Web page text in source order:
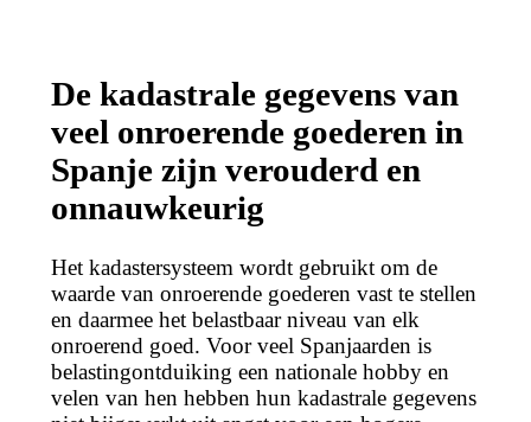
De kadastrale gegevens van
veel onroerende goederen in
Spanje zijn verouderd en
onnauwkeurig
Het kadastersysteem wordt gebruikt om de
waarde van onroerende goederen vast te stellen
en daarmee het belastbaar niveau van elk
onroerend goed. Voor veel Spanjaarden is
belastingontduiking een nationale hobby en
velen van hen hebben hun kadastrale gegevens